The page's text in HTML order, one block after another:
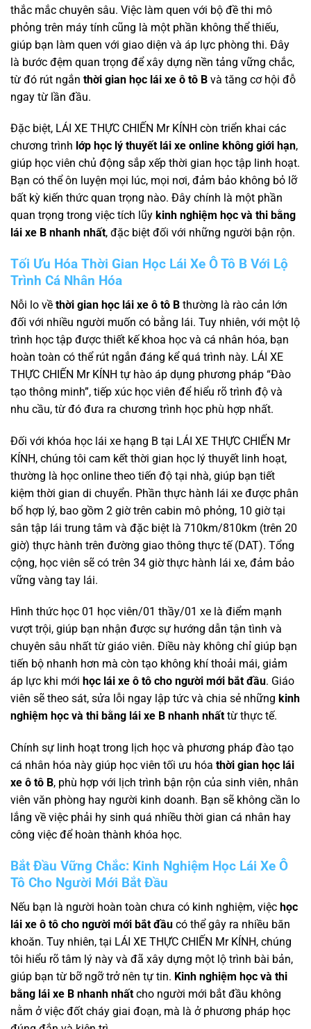
thắc mắc chuyên sâu. Việc làm quen với bộ đề thi mô
phỏng trên máy tính cũng là một phần không thể thiếu,
giúp bạn làm quen với giao diện và áp lực phòng thi. Đây
là bước đệm quan trọng để xây dựng nền tảng vững chắc,
từ đó rút ngắn thời gian học lái xe ô tô B và tăng cơ hội đỗ
ngay từ lần đầu.
Đặc biệt, LÁI XE THỰC CHIẾN Mr KÍNH còn triển khai các
chương trình lớp học lý thuyết lái xe online không giới hạn,
giúp học viên chủ động sắp xếp thời gian học tập linh hoạt.
Bạn có thể ôn luyện mọi lúc, mọi nơi, đảm bảo không bỏ lỡ
bất kỳ kiến thức quan trọng nào. Đây chính là một phần
quan trọng trong việc tích lũy kinh nghiệm học và thi bằng
lái xe B nhanh nhất, đặc biệt đối với những người bận rộn.
Tối Ưu Hóa Thời Gian Học Lái Xe Ô Tô B Với Lộ
Trình Cá Nhân Hóa
Nỗi lo về thời gian học lái xe ô tô B thường là rào cản lớn
đối với nhiều người muốn có bằng lái. Tuy nhiên, với một lộ
trình học tập được thiết kế khoa học và cá nhân hóa, bạn
hoàn toàn có thể rút ngắn đáng kể quá trình này. LÁI XE
THỰC CHIẾN Mr KÍNH tự hào áp dụng phương pháp “Đào
tạo thông minh”, tiếp xúc học viên để hiểu rõ trình độ và
nhu cầu, từ đó đưa ra chương trình học phù hợp nhất.
Đối với khóa học lái xe hạng B tại LÁI XE THỰC CHIẾN Mr
KÍNH, chúng tôi cam kết thời gian học lý thuyết linh hoạt,
thường là học online theo tiến độ tại nhà, giúp bạn tiết
kiệm thời gian di chuyển. Phần thực hành lái xe được phân
bổ hợp lý, bao gồm 2 giờ trên cabin mô phỏng, 10 giờ tại
sân tập lái trung tâm và đặc biệt là 710km/810km (trên 20
giờ) thực hành trên đường giao thông thực tế (DAT). Tổng
cộng, học viên sẽ có trên 34 giờ thực hành lái xe, đảm bảo
vững vàng tay lái.
Hình thức học 01 học viên/01 thầy/01 xe là điểm mạnh
vượt trội, giúp bạn nhận được sự hướng dẫn tận tình và
chuyên sâu nhất từ giáo viên. Điều này không chỉ giúp bạn
tiến bộ nhanh hơn mà còn tạo không khí thoải mái, giảm
áp lực khi mới học lái xe ô tô cho người mới bắt đầu. Giáo
viên sẽ theo sát, sửa lỗi ngay lập tức và chia sẻ những kinh
nghiệm học và thi bằng lái xe B nhanh nhất từ thực tế.
Chính sự linh hoạt trong lịch học và phương pháp đào tạo
cá nhân hóa này giúp học viên tối ưu hóa thời gian học lái
xe ô tô B, phù hợp với lịch trình bận rộn của sinh viên, nhân
viên văn phòng hay người kinh doanh. Bạn sẽ không cần lo
lắng về việc phải hy sinh quá nhiều thời gian cá nhân hay
công việc để hoàn thành khóa học.
Bắt Đầu Vững Chắc: Kinh Nghiệm Học Lái Xe Ô
Tô Cho Người Mới Bắt Đầu
Nếu bạn là người hoàn toàn chưa có kinh nghiệm, việc học
lái xe ô tô cho người mới bắt đầu có thể gây ra nhiều băn
khoăn. Tuy nhiên, tại LÁI XE THỰC CHIẾN Mr KÍNH, chúng
tôi hiểu rõ tâm lý này và đã xây dựng một lộ trình bài bản,
giúp bạn từ bỡ ngỡ trở nên tự tin. Kinh nghiệm học và thi
bằng lái xe B nhanh nhất cho người mới bắt đầu không
nằm ở việc đốt cháy giai đoạn, mà là ở phương pháp học